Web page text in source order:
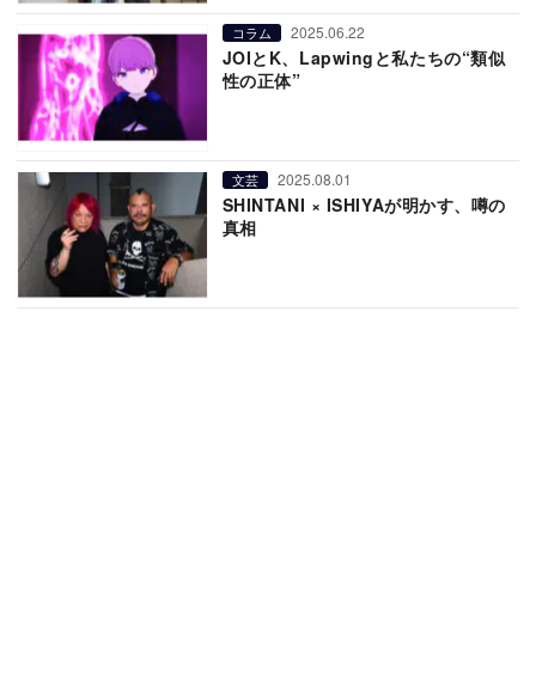
コラム 2025.06.22
JOIとK、Lapwingと私たちの“類似
性の正体”
文芸 2025.08.01
SHINTANI × ISHIYAが明かす、噂の
真相